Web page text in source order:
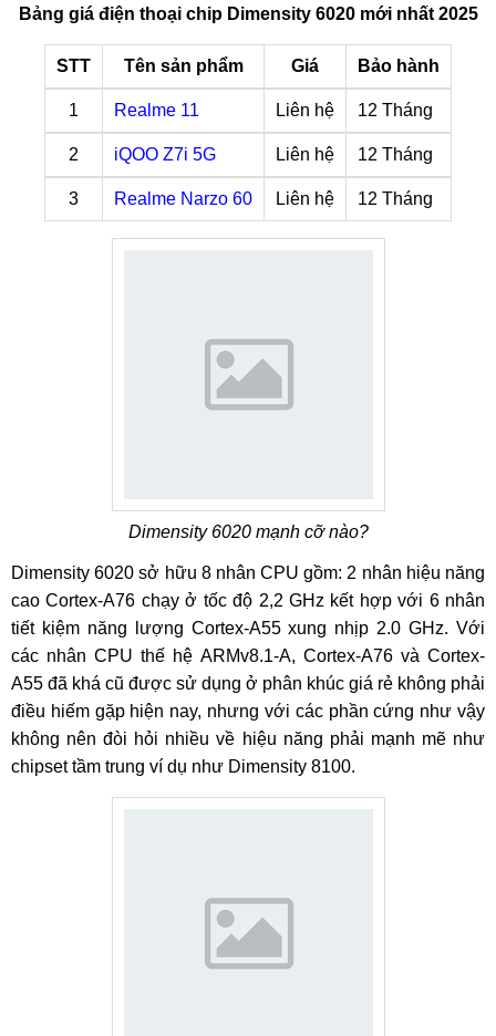
Bảng giá điện thoại chip Dimensity 6020 mới nhất 2025
STT Tên sản phẩm Giá Bảo hành
1 Realme 11 Liên hệ 12 Tháng
2 iQOO Z7i 5G Liên hệ 12 Tháng
3 Realme Narzo 60 Liên hệ 12 Tháng
Dimensity 6020 mạnh cỡ nào?
Dimensity 6020 sở hữu 8 nhân CPU gồm: 2 nhân hiệu năng
cao Cortex-A76 chạy ở tốc độ 2,2 GHz kết hợp với 6 nhân
tiết kiệm năng lượng Cortex-A55 xung nhịp 2.0 GHz. Với
các nhân CPU thế hệ ARMv8.1-A, Cortex-A76 và Cortex-
A55 đã khá cũ được sử dụng ở phân khúc giá rẻ không phải
điều hiếm gặp hiện nay, nhưng với các phần cứng như vậy
không nên đòi hỏi nhiều về hiệu năng phải mạnh mẽ như
chipset tầm trung ví dụ như Dimensity 8100.